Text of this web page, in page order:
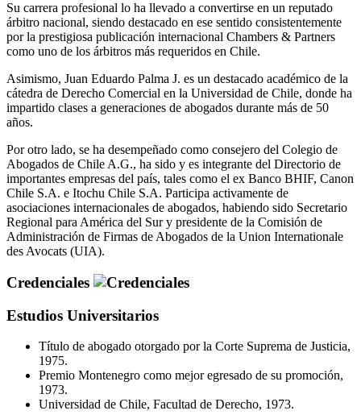
Su carrera profesional lo ha llevado a convertirse en un reputado
árbitro nacional, siendo destacado en ese sentido consistentemente
por la prestigiosa publicación internacional Chambers & Partners
como uno de los árbitros más requeridos en Chile.
Asimismo, Juan Eduardo Palma J. es un destacado académico de la
cátedra de Derecho Comercial en la Universidad de Chile, donde ha
impartido clases a generaciones de abogados durante más de 50
años.
Por otro lado, se ha desempeñado como consejero del Colegio de
Abogados de Chile A.G., ha sido y es integrante del Directorio de
importantes empresas del país, tales como el ex Banco BHIF, Canon
Chile S.A. e Itochu Chile S.A. Participa activamente de
asociaciones internacionales de abogados, habiendo sido Secretario
Regional para América del Sur y presidente de la Comisión de
Administración de Firmas de Abogados de la Union Internationale
des Avocats (UIA).
Credenciales
Estudios Universitarios
Título de abogado otorgado por la Corte Suprema de Justicia,
1975.
Premio Montenegro como mejor egresado de su promoción,
1973.
Universidad de Chile, Facultad de Derecho, 1973.